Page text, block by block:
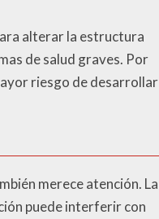
alterar la estructura
de salud graves. Por
riesgo de desarrollar
merece atención. La
puede interferir con